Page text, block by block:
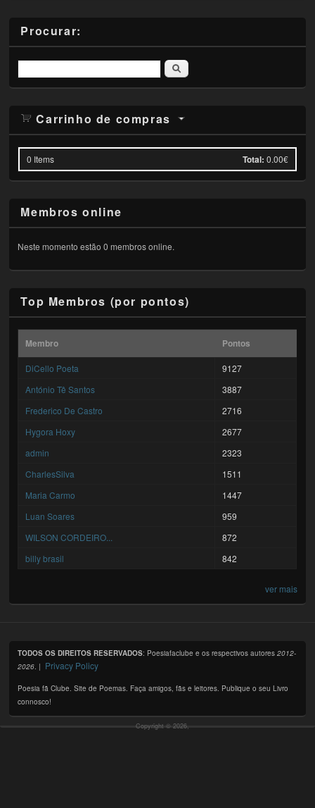
Procurar:
Pesquisar
Carrinho de compras
0 Items Total: 0.00€
Membros online
Neste momento estão 0 membros online.
Top Membros (por pontos)
Membro Pontos
DiCello Poeta
9127
António Tê Santos
3887
Frederico De Castro
2716
Hygora Hoxy
2677
admin
2323
CharlesSilva
1511
Maria Carmo
1447
Luan Soares
959
WILSON CORDEIRO...
872
billy brasil
842
ver mais
TODOS OS DIREITOS RESERVADOS: Poesiafaclube e os respectivos autores2012-
2026. | Privacy Policy
Poesia fã Clube. Site de Poemas. Faça amigos, fãs e leitores. Publique o seu Livro
connosco!
Copyright © 2026,